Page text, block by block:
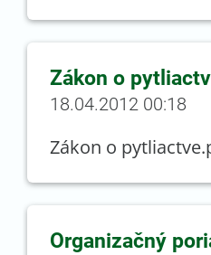
Zákon o
18.04.2012 00:18
Zákon o
Organizačný